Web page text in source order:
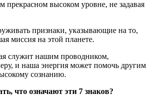
прекрасном высоком уровне, не задавая
признаки, указывающие на то,
миссия на этой планете.
служит нашим проводником,
и наша энергия может помочь другим
сознанию.
что означают эти 7 знаков?